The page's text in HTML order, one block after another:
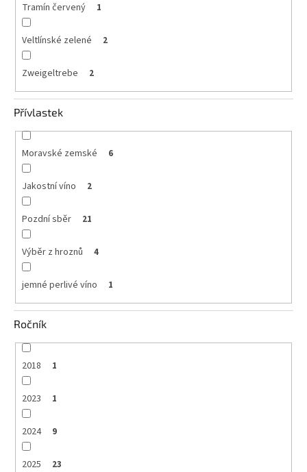
Tramín červený 1
Veltlínské zelené 2
Zweigeltrebe 2
Přívlastek
Moravské zemské 6
Jakostní víno 2
Pozdní sběr 21
Výběr z hroznů 4
jemné perlivé víno 1
Ročník
2018 1
2023 1
2024 9
2025 23